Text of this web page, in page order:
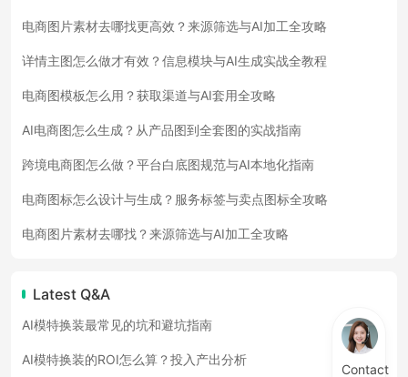
电商图片素材去哪找更高效？来源筛选与AI加工全攻略
详情主图怎么做才有效？信息模块与AI生成实战全教程
电商图模板怎么用？获取渠道与AI套用全攻略
AI电商图怎么生成？从产品图到全套图的实战指南
跨境电商图怎么做？平台白底图规范与AI本地化指南
电商图标怎么设计与生成？服务标签与卖点图标全攻略
电商图片素材去哪找？来源筛选与AI加工全攻略
Latest Q&A
AI模特换装最常见的坑和避坑指南
AI模特换装的ROI怎么算？投入产出分析
Contact